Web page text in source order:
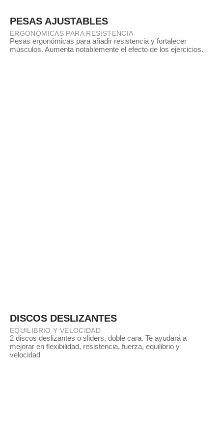
PESAS AJUSTABLES
ERGONÓMICAS PARA RESISTENCIA
Pesas ergonómicas para añadir resistencia y fortalecer
músculos. Aumenta notablemente el efecto de los ejercicios.
DISCOS DESLIZANTES
EQUILIBRIO Y VELOCIDAD
2 discos deslizantes o sliders, doble cara. Te ayudará a
mejorar en flexibilidad, resistencia, fuerza, equilibrio y
velocidad